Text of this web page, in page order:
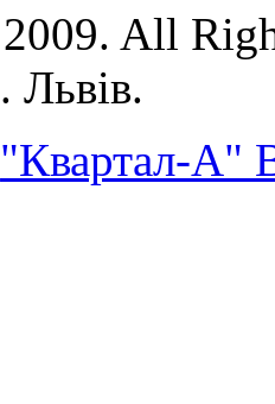
All
Львів.
"Квартал-А"